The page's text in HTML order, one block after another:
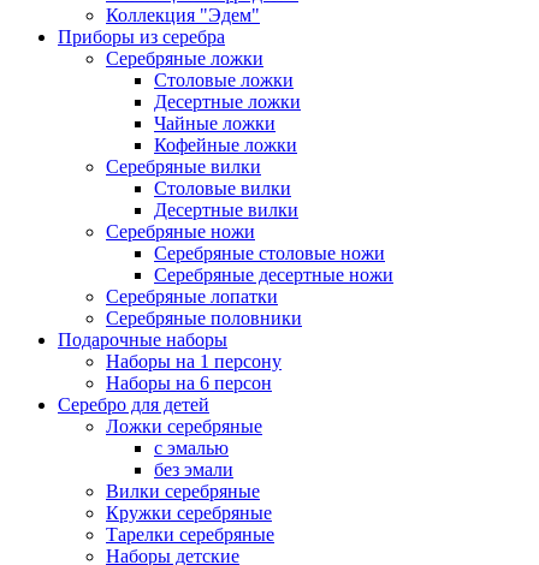
Коллекция "Эдем"
Приборы из серебра
Серебряные ложки
Столовые ложки
Десертные ложки
Чайные ложки
Кофейные ложки
Серебряные вилки
Столовые вилки
Десертные вилки
Серебряные ножи
Серебряные столовые ножи
Серебряные десертные ножи
Серебряные лопатки
Серебряные половники
Подарочные наборы
Наборы на 1 персону
Наборы на 6 персон
Серебро для детей
Ложки серебряные
с эмалью
без эмали
Вилки серебряные
Кружки серебряные
Тарелки серебряные
Наборы детские